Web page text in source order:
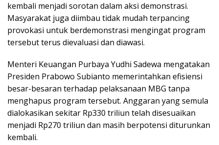
kembali menjadi sorotan dalam aksi demonstrasi.
Masyarakat juga diimbau tidak mudah terpancing
provokasi untuk berdemonstrasi mengingat program
tersebut terus dievaluasi dan diawasi.
Menteri Keuangan Purbaya Yudhi Sadewa mengatakan
Presiden Prabowo Subianto memerintahkan efisiensi
besar-besaran terhadap pelaksanaan MBG tanpa
menghapus program tersebut. Anggaran yang semula
dialokasikan sekitar Rp330 triliun telah disesuaikan
menjadi Rp270 triliun dan masih berpotensi diturunkan
kembali.